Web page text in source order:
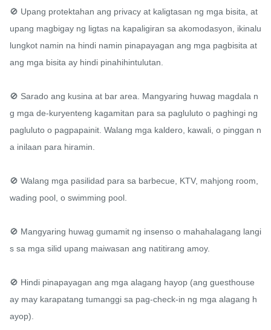
🚫 Upang protektahan ang privacy at kaligtasan ng mga bisita, at
upang magbigay ng ligtas na kapaligiran sa akomodasyon, ikinalu
lungkot namin na hindi namin pinapayagan ang mga pagbisita at
ang mga bisita ay hindi pinahihintulutan.
🚫 Sarado ang kusina at bar area. Mangyaring huwag magdala n
g mga de-kuryenteng kagamitan para sa pagluluto o paghingi ng
pagluluto o pagpapainit. Walang mga kaldero, kawali, o pinggan n
a inilaan para hiramin.
🚫 Walang mga pasilidad para sa barbecue, KTV, mahjong room,
wading pool, o swimming pool.
🚫 Mangyaring huwag gumamit ng insenso o mahahalagang langi
s sa mga silid upang maiwasan ang natitirang amoy.
🚫 Hindi pinapayagan ang mga alagang hayop (ang guesthouse
ay may karapatang tumanggi sa pag-check-in ng mga alagang h
ayop).